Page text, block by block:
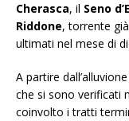
Cherasca, il Seno
Riddone, torrente
ultimati nel mese di
A partire
che si sono verificati
coinvolto i tratti